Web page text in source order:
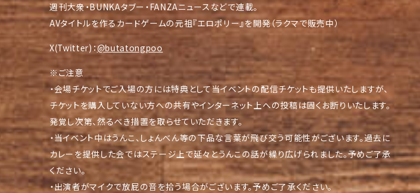
週刊大衆・BUNKAタブー・FANZAニュースなどで連載。
AVタイトルを作るカードゲームの元祖『エロポリー』を開発（ラクマで販売中）
X(Twitter)：@butatongpoo
※ご注意
・会場チケットでご入場の方には特典として当イベントの配信チケットも提供いたしますが、
チケットを購入していない方への共有やインターネット上への投稿は固くお断りいたします。
発覚し次第、然るべき措置を取らせていただきます。
・当イベント中はうんこ、しょんべん等の下品な言葉が飛び交う可能性がございます。過去に
カレーを提供した会ではステージ上で延々とうんこの話が繰り広げられました。予めご了承
ください。
・出演者がマイクで放屁の音を拾う場合がございます。予めご了承ください。